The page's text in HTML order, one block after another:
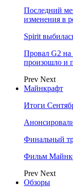
Последний
изменения в
Spirit
Провал G2 на
произошло и
Prev Next
Майнкрафт
Итоги
Финальный
Фильм
Prev Next
Обзоры